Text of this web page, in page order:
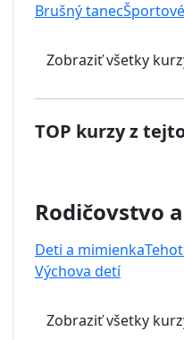
Brušný tanec
Zobraziť všetky
TOP kurzy z
Rodičovstvo
Deti a mimienka
Výchova detí
Zobraziť všetky